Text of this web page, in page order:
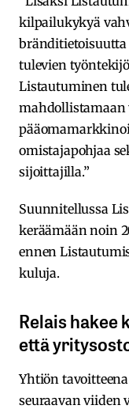
kilpailukykyä
tulevien
Listautuminen
mahdollistamaan
omistajapohjaa
sijoittajilla.”
Suunnitellussa
keräämään noin
ennen
kuluja.
Relais hakee
että
Yhtiön
seuraavan viiden